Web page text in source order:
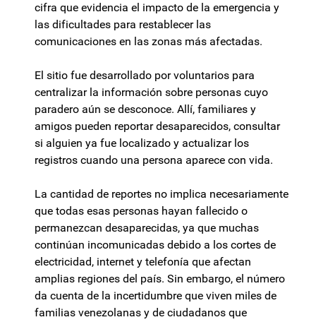
cifra que evidencia el impacto de la emergencia y
las dificultades para restablecer las
comunicaciones en las zonas más afectadas.
El sitio fue desarrollado por voluntarios para
centralizar la información sobre personas cuyo
paradero aún se desconoce. Allí, familiares y
amigos pueden reportar desaparecidos, consultar
si alguien ya fue localizado y actualizar los
registros cuando una persona aparece con vida.
La cantidad de reportes no implica necesariamente
que todas esas personas hayan fallecido o
permanezcan desaparecidas, ya que muchas
continúan incomunicadas debido a los cortes de
electricidad, internet y telefonía que afectan
amplias regiones del país. Sin embargo, el número
da cuenta de la incertidumbre que viven miles de
familias venezolanas y de ciudadanos que